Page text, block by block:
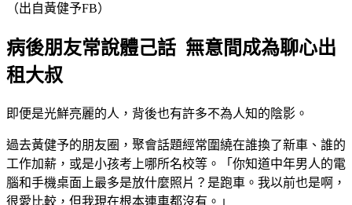
（出自黃健予FB）
病後朋友常說體己話 無意間成為聊心出
租大叔
即便是光鮮亮麗的人，背後也有許多不為人知的陰影。
過去黃健予的朋友圈，聚會話題經常圍繞在誰換了新車、誰的
工作加薪，或是小孩考上哪所名校等。「你知道中年男人的電
腦和手機桌面上最多是放什麼照片？是跑車。我以前也是啊，
很愛比較，但我現在根本連車都沒有。」